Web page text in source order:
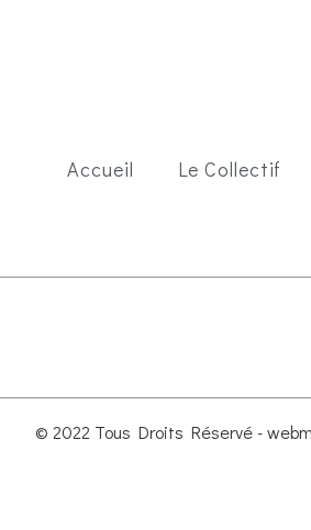
Accueil Le Collectif
© 2022 Tous Droits Réservé -